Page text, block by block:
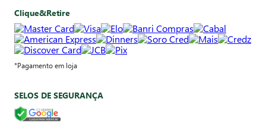
Clique&Retire
*Pagamento em loja
SELOS DE SEGURANÇA